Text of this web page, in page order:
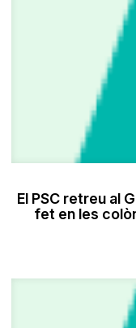
El PSC retreu al
fet en les